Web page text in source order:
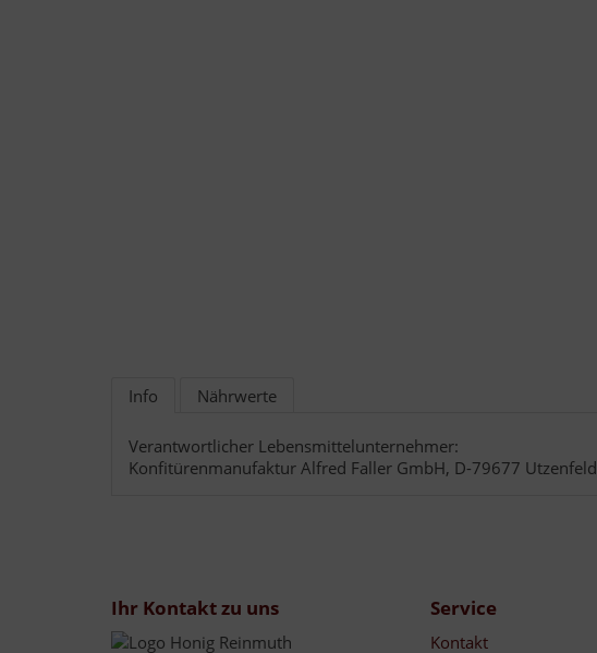
Info Nährwerte
Verantwortlicher Lebensmittelunternehmer:
Konfitürenmanufaktur Alfred Faller GmbH, D-79677 Utzenfeld
Ihr Kontakt zu uns Service
Kontakt